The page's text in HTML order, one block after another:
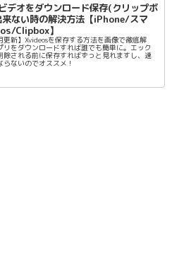
デオをダウンロード保存(クリップボ
来ない時の解決方法【iPhone/スマ
Clipbox】
更新】Xvideosを保存する方法を画像で徹底解
リをダウンロードすれば誰でも簡単に。エック
除される前に保存すればずっと見れますし、速
らないのでオススメ！